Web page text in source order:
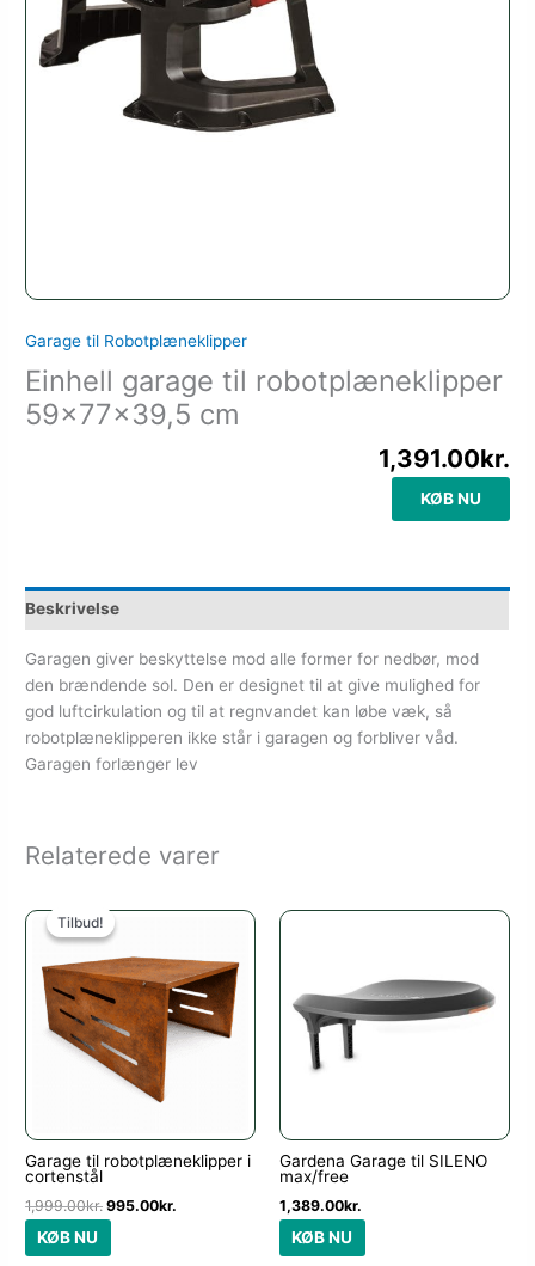
Garage til Robotplæneklipper
Einhell garage til robotplæneklipper
59x77x39,5 cm
1,391.00kr.
KØB NU
Beskrivelse
Garagen giver beskyttelse mod alle former for nedbør, mod
den brændende sol. Den er designet til at give mulighed for
god luftcirkulation og til at regnvandet kan løbe væk, så
robotplæneklipperen ikke står i garagen og forbliver våd.
Garagen forlænger lev
Relaterede varer
Tilbud!
Tilbud!
Garage til robotplæneklipper i
cortenstål
1,999.00kr.
oprindelige
pris
1,999.00kr..
995.00kr.
aktuelle
995.00kr..
KØB NU
Gardena Garage til SILENO
max/free
1,389.00kr.
KØB NU